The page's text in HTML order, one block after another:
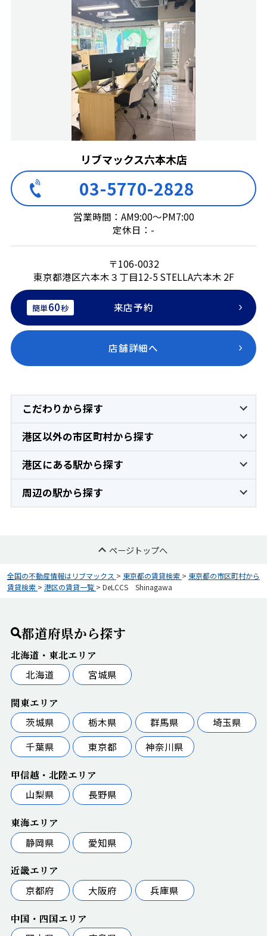
リブマックス六本木店
03-5770-2828
営業時間：AM9:00～PM7:00
定休日：-
〒106-0032
東京都港区六本木３丁目12-5 STELLA六本木 2F
簡単60秒 来店予約
店舗詳細へ
こだわりから探す
港区以外の市区町村から探す
港区にある駅から探す
周辺の駅から探す
ページトップへ
全国の不動産情報はリブマックス > 東京都の賃貸検索 > 東京都の市区町村から
賃貸検索 > 港区の賃貸一覧 > DeLCCS Shinagawa
都道府県から探す
北海道・東北エリア
北海道
宮城県
関東エリア
茨城県
栃木県 群馬県
埼玉県
千葉県
東京都 神奈川県
甲信越・北陸エリア
山梨県
長野県
東海エリア
静岡県
愛知県
近畿エリア
京都府
大阪府 兵庫県
中国・四国エリア